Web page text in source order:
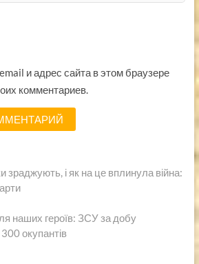
и адрес сайта в этом браузере
комментариев.
зраджують, і як на це вплинула війна:
наших героїв: ЗСУ за добу
окупантів